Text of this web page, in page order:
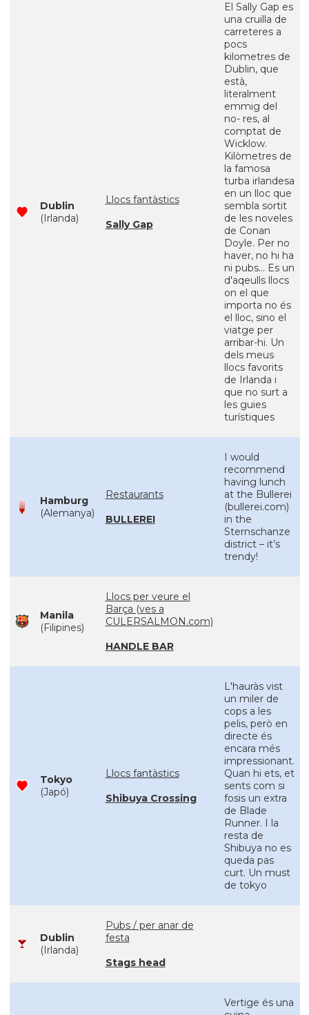
Dublin
(Irlanda)
Llocs fantàstics
Sally Gap
El Sally Gap es
una cruilla de
carreteres a
pocs
kilometres de
Dublin, que
està,
literalment
emmig del
no- res, al
comptat de
Wicklow.
Kilòmetres de
la famosa
turba irlandesa
en un lloc que
sembla sortit
de les noveles
de Conan
Doyle. Per no
haver, no hi ha
ni pubs... Es un
d'aqeulls llocs
on el que
importa no és
el lloc, sino el
viatge per
arribar-hi. Un
dels meus
llocs favorits
de Irlanda i
que no surt a
les guies
turístiques
Hamburg
(Alemanya)
Restaurants
BULLEREI
I would
recommend
having lunch
at the Bullerei
(bullerei.com)
in the
Sternschanze
district – it’s
trendy!
Manila
(Filipines)
Llocs per veure el
Barça (ves a
CULERSALMON.com)
HANDLE BAR
Tokyo
(Japó)
Llocs fantàstics
Shibuya Crossing
L'hauràs vist
un miler de
cops a les
pelis, però en
directe és
encara més
impressionant.
Quan hi ets, et
sents com si
fosis un extra
de Blade
Runner. I la
resta de
Shibuya no es
queda pas
curt. Un must
de tokyo
Dublin
(Irlanda)
Pubs / per anar de
festa
Stags head
Vertige és una